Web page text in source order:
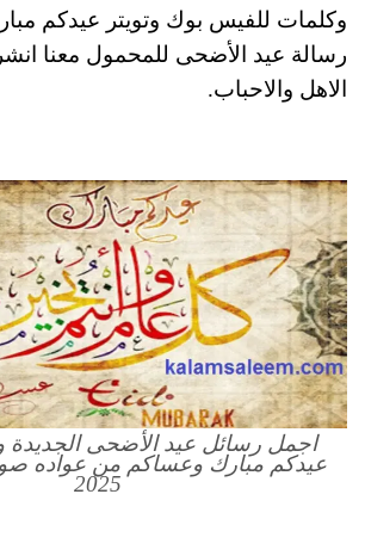
وكلمات للفيس بوك وتويتر عيدكم
رسالة عيد الأضحى للمحمول معنا
الاهل والاحباب.
اجمل رسائل عيد الأضحى الجديدة
عيدكم مبارك وعساكم من عواده
2025